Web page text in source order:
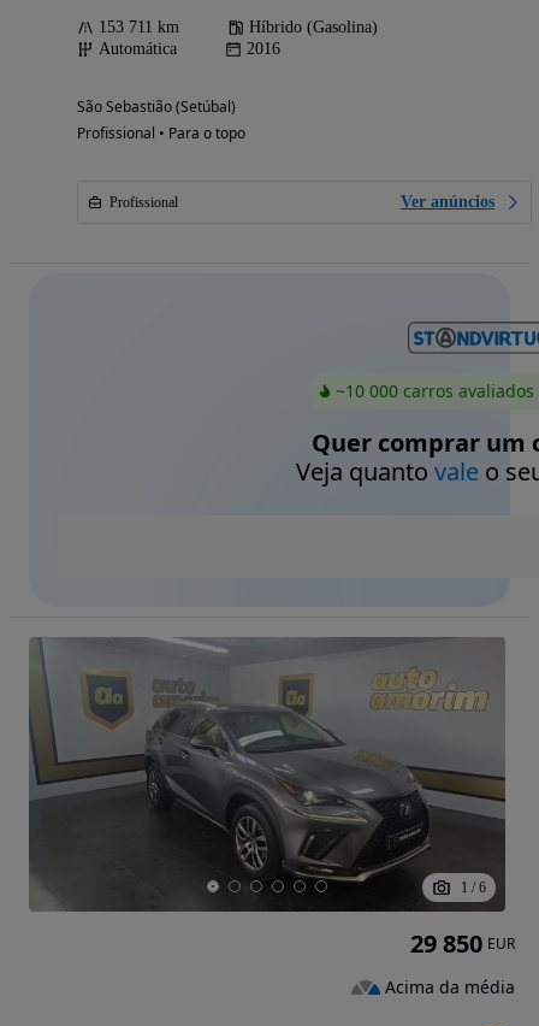
153 711 km
Híbrido (Gasolina)
Automática
2016
São Sebastião (Setúbal)
Profissional • Para o topo
Profissional Ver anúncios
~10 000 carros
Quer comprar um
Veja quanto valeo
1 / 6
29 850 EUR
Acima da média